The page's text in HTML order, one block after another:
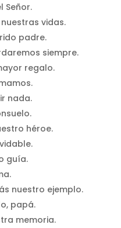
Señor.
vidas.
padre.
siempre.
regalo.
nada.
héroe.
guía.
nuestro ejemplo.
papá.
memoria.